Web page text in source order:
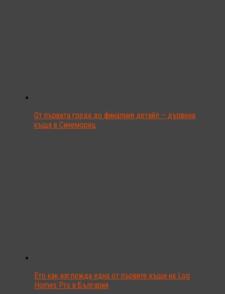
От първата греда до финалния детайл – дървена
къща в Синеморец
Ето как изглежда една от първите къщи на Log
Homes Pro в България